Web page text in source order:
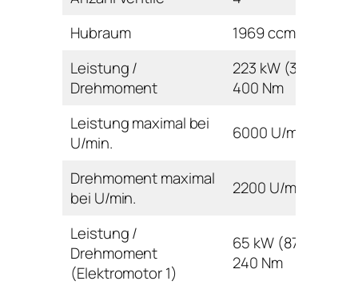
Hubraum
1969 ccm
Leistung /
Drehmoment
223 kW (303 PS) /
400 Nm
Leistung maximal bei
U/min.
6000 U/min
Drehmoment maximal
bei U/min.
2200 U/min
Leistung /
Drehmoment
(Elektromotor 1)
65 kW (87 PS) /
240 Nm